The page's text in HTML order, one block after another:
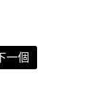
下一個